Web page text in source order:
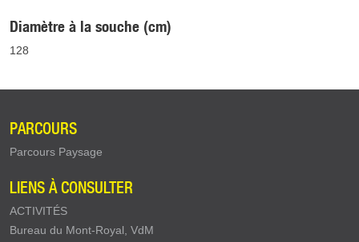
Diamètre à la souche (cm)
128
PARCOURS
Parcours Paysage
LIENS À CONSULTER
ACTIVITÉS
Bureau du Mont-Royal, VdM